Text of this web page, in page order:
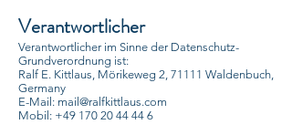
Verantwortlicher
Verantwortlicher im Sinne der Datenschutz-
Grundverordnung ist:
Ralf E. Kittlaus, Mörikeweg 2, 71111 Waldenbuch,
Germany
E-Mail: mail@ralfkittlaus.com
Mobil: +49 170 20 44 44 6